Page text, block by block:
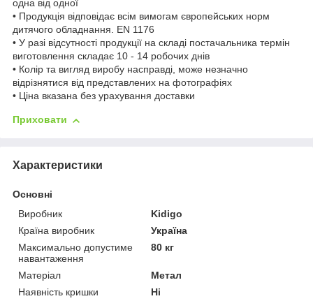
одна від одної
• Продукція відповідає всім вимогам європейських норм
дитячого обладнання. EN 1176
• У разі відсутності продукції на складі постачальника термін
виготовлення складає 10 - 14 робочих днів
• Колір та вигляд виробу насправді, може незначно
відрізнятися від представлених на фотографіях
• Ціна вказана без урахування доставки
Приховати
Характеристики
Основні
Виробник
Kidigo
Країна виробник
Україна
Максимально допустиме
навантаження
80 кг
Матеріал
Метал
Наявність кришки
Ні